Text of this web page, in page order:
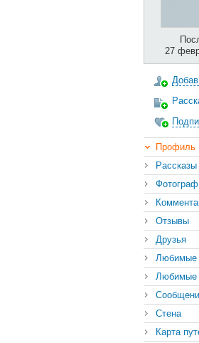
27
Профиль
Рассказы
Отзывы
Друзья
Любимые
Любимые
Стена
Карта